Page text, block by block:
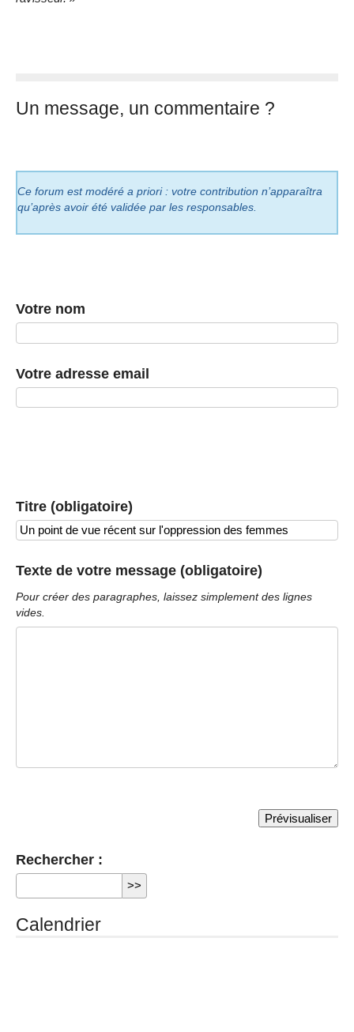
Un message, un commentaire ?
Ce forum est modéré a priori : votre contribution n’apparaîtra
qu’après avoir été validée par les responsables.
Votre nom
Votre adresse email
Titre (obligatoire)
Texte de votre message (obligatoire)
Pour créer des paragraphes, laissez simplement des lignes
vides.
Rechercher :
Calendrier